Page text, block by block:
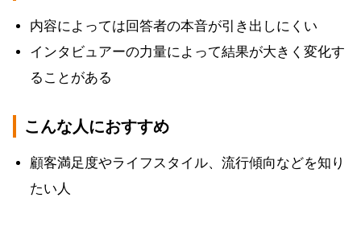
内容によっては回答者の本音が引き出しにくい
インタビュアーの力量によって結果が大きく変化す
ることがある
こんな人におすすめ
顧客満足度やライフスタイル、流行傾向などを知り
たい人